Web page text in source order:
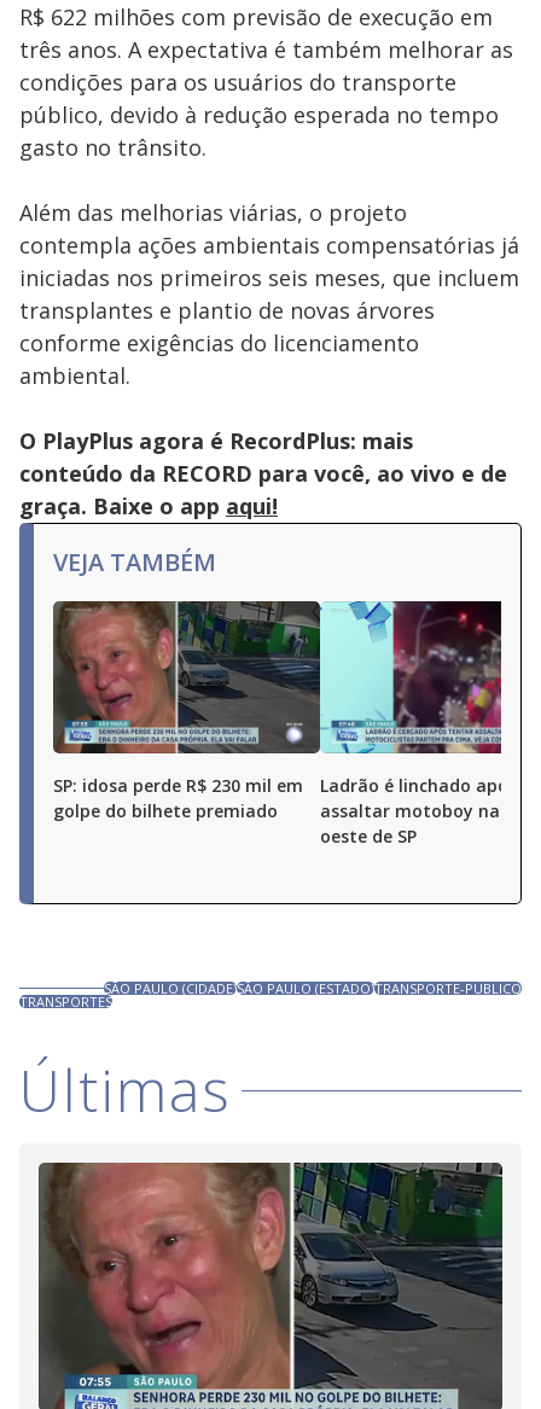
R$ 622 milhões com previsão de execução em
três anos. A expectativa é também melhorar as
condições para os usuários do transporte
público, devido à redução esperada no tempo
gasto no trânsito.
Além das melhorias viárias, o projeto
contempla ações ambientais compensatórias já
iniciadas nos primeiros seis meses, que incluem
transplantes e plantio de novas árvores
conforme exigências do licenciamento
ambiental.
O PlayPlus agora é RecordPlus: mais
conteúdo da RECORD para você, ao vivo e de
graça. Baixe o app aqui!
VEJA TAMBÉM
SP: idosa perde R$ 230 mil em
golpe do bilhete premiado
Ladrão é linchado após
assaltar motoboy na
oeste de SP
SÃO PAULO (CIDADE)SÃO PAULO (ESTADO)TRANSPORTE-PUBLICO
TRANSPORTES
Últimas